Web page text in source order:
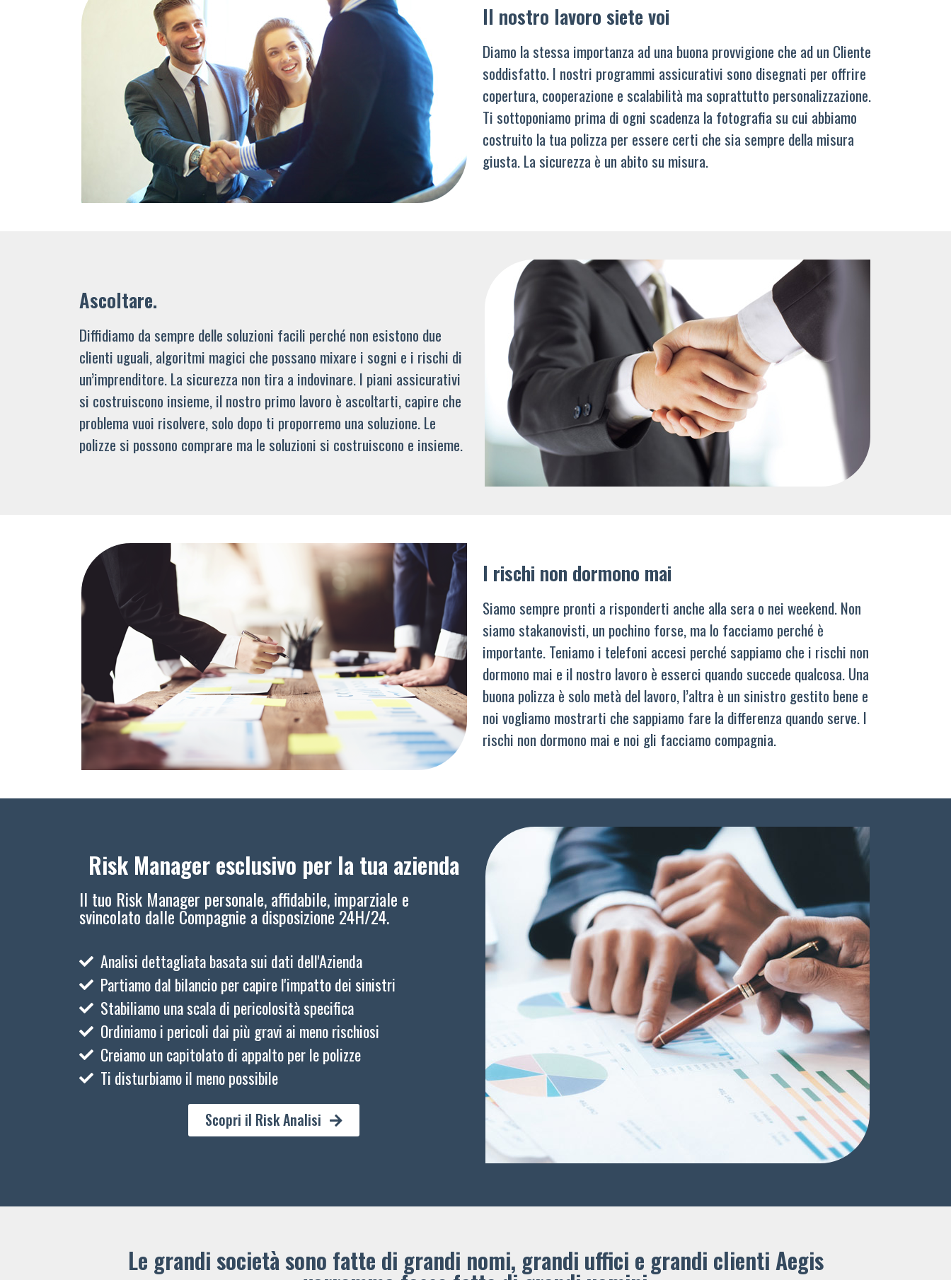
Il nostro lavoro siete voi
Diamo la stessa importanza ad una buona provvigione che ad un Cliente
soddisfatto. I nostri programmi assicurativi sono disegnati per offrire
copertura, cooperazione e scalabilità ma soprattutto personalizzazione.
Ti sottoponiamo prima di ogni scadenza la fotografia su cui abbiamo
costruito la tua polizza per essere certi che sia sempre della misura
giusta. La sicurezza è un abito su misura.
Ascoltare.
Diffidiamo da sempre delle soluzioni facili perché non esistono due
clienti uguali, algoritmi magici che possano mixare i sogni e i rischi di
un’imprenditore. La sicurezza non tira a indovinare. I piani assicurativi
si costruiscono insieme, il nostro primo lavoro è ascoltarti, capire che
problema vuoi risolvere, solo dopo ti proporremo una soluzione. Le
polizze si possono comprare ma le soluzioni si costruiscono e insieme.
I rischi non dormono mai
Siamo sempre pronti a risponderti anche alla sera o nei weekend. Non
siamo stakanovisti, un pochino forse, ma lo facciamo perché è
importante. Teniamo i telefoni accesi perché sappiamo che i rischi non
dormono mai e il nostro lavoro è esserci quando succede qualcosa. Una
buona polizza è solo metà del lavoro, l’altra è un sinistro gestito bene e
noi vogliamo mostrarti che sappiamo fare la differenza quando serve. I
rischi non dormono mai e noi gli facciamo compagnia.
Risk Manager esclusivo per la tua azienda
Il tuo Risk Manager personale, affidabile, imparziale e
svincolato dalle Compagnie a disposizione 24H/24.
Analisi dettagliata basata sui dati dell'Azienda
Partiamo dal bilancio per capire l'impatto dei sinistri
Stabiliamo una scala di pericolosità specifica
Ordiniamo i pericoli dai più gravi ai meno rischiosi
Creiamo un capitolato di appalto per le polizze
Ti disturbiamo il meno possibile
Scopri il Risk Analisi
Le grandi società sono fatte di grandi nomi, grandi uffici e grandi clienti ​Aegis